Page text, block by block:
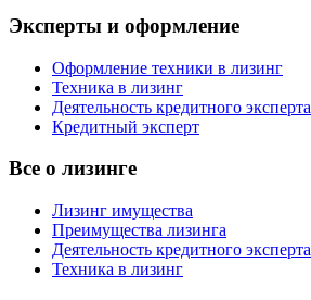
Эксперты и оформление
Оформление техники в лизинг
Техника в лизинг
Деятельность кредитного эксперта
Кредитный эксперт
Все о лизинге
Лизинг имущества
Преимущества лизинга
Деятельность кредитного эксперта
Техника в лизинг